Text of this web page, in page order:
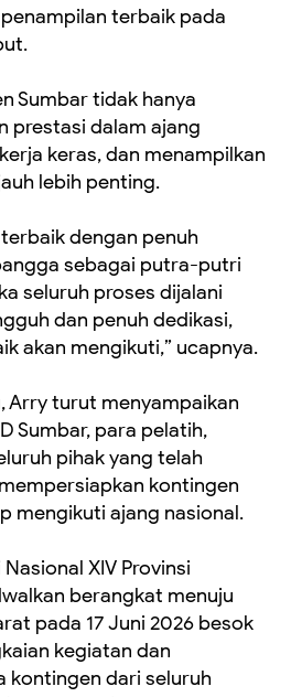
terbaik pada
Sumbar tidak hanya
prestasi dalam ajang
keras, dan menampilkan
lebih penting.
dengan penuh
sebagai putra-putri
seluruh proses dijalani
dan penuh dedikasi,
akan mengikuti,” ucapnya.
Arry turut menyampaikan
Sumbar, para pelatih,
pihak yang telah
kontingen
mengikuti ajang nasional.
XIV Provinsi
berangkat menuju
pada 17 Juni 2026 besok
kegiatan dan
kontingen dari seluruh